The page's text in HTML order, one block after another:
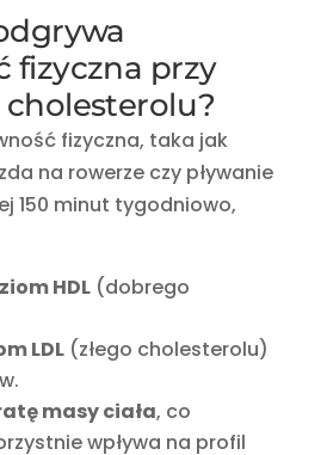
fizyczna przy
fizyczna, taka jak
na rowerze czy pływanie
150 minut tygodniowo,
HDL(dobrego
LDL(złego cholesterolu)
masy ciała, co
wpływa na profil